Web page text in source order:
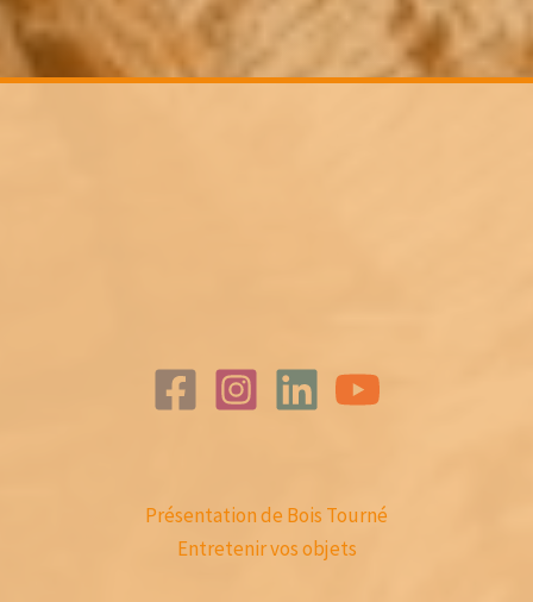
Présentation de Bois Tourné
Entretenir vos objets